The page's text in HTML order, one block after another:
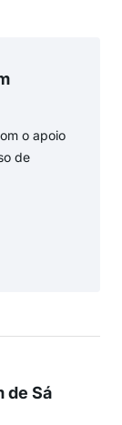
o apoio
de
de Sá